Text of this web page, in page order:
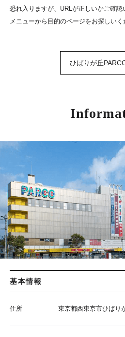
恐れ入りますが、URLが正しいかご確認
メニューから目的のページをお探しいく
ひばりが丘
基本情報
住所 東京都西東京市ひばり